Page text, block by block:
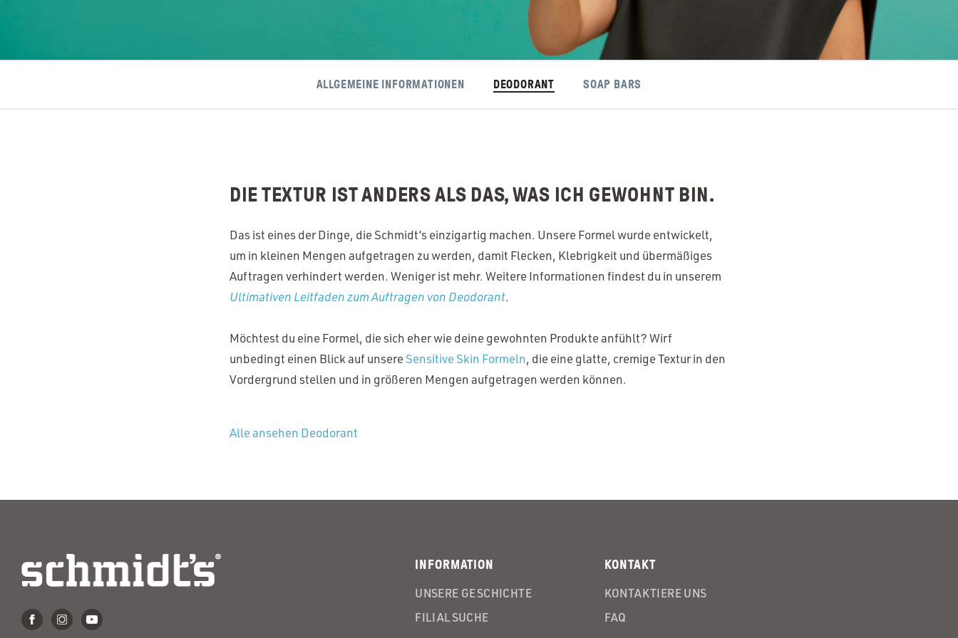
ALLGEMEINE INFORMATIONEN DEODORANT SOAP BARS
DIE TEXTUR IST ANDERS ALS DAS, WAS ICH GEWOHNT BIN.
Das ist eines der Dinge, die Schmidt’s einzigartig machen. Unsere Formel wurde entwickelt,
um in kleinen Mengen aufgetragen zu werden, damit Flecken, Klebrigkeit und übermäßiges
Auftragen verhindert werden. Weniger ist mehr. Weitere Informationen findest du in unserem
Ultimativen Leitfaden zum Auftragen von Deodorant.
Möchtest du eine Formel, die sich eher wie deine gewohnten Produkte anfühlt? Wirf
unbedingt einen Blick auf unsereSensitive Skin Formeln, die eine glatte, cremige Textur in den
Vordergrund stellen und in größeren Mengen aufgetragen werden können.
Alle ansehen Deodorant
INFORMATION
UNSERE GESCHICHTE
FILIALSUCHE
KONTAKT
KONTAKTIERE UNS
FAQ